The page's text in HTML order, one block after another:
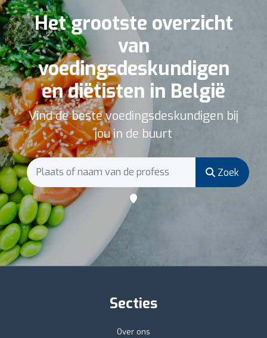
Het grootste overzicht
van
voedingsdeskundigen
en diëtisten in België
Vind de beste voedingsdeskundigen bij
jou in de buurt
Zoek
Secties
Over ons